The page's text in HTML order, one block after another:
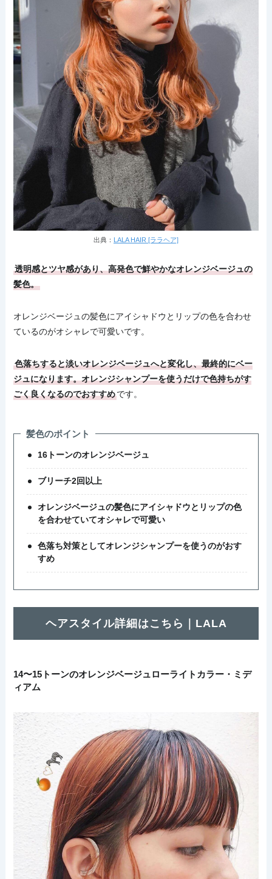
出典： LALA HAIR [ララヘア]
透明感とツヤ感があり、高発色で鮮やかなオレンジベージュの
髪色。
オレンジベージュの髪色にアイシャドウとリップの色を合わせ
ているのがオシャレで可愛いです。
色落ちすると淡いオレンジベージュへと変化し、最終的にベー
ジュになります。オレンジシャンプーを使うだけで色持ちがす
ごく良くなるのでおすすめです。
髪色のポイント
16トーンのオレンジベージュ
ブリーチ2回以上
オレンジベージュの髪色にアイシャドウとリップの色
を合わせていてオシャレで可愛い
色落ち対策としてオレンジシャンプーを使うのがおす
すめ
ヘアスタイル詳細はこちら｜LALA
14〜15トーンのオレンジベージュローライトカラー・ミデ
ィアム